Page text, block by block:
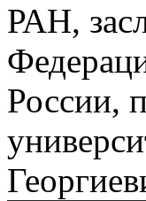
РАН,
России,